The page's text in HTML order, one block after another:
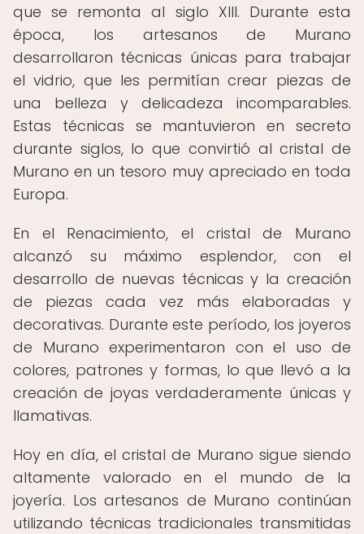
que se remonta al siglo XIII. Durante esta
época, los artesanos de Murano
desarrollaron técnicas únicas para trabajar
el vidrio, que les permitían crear piezas de
una belleza y delicadeza incomparables.
Estas técnicas se mantuvieron en secreto
durante siglos, lo que convirtió al cristal de
Murano en un tesoro muy apreciado en toda
Europa.
En el Renacimiento, el cristal de Murano
alcanzó su máximo esplendor, con el
desarrollo de nuevas técnicas y la creación
de piezas cada vez más elaboradas y
decorativas. Durante este período, los joyeros
de Murano experimentaron con el uso de
colores, patrones y formas, lo que llevó a la
creación de joyas verdaderamente únicas y
llamativas.
Hoy en día, el cristal de Murano sigue siendo
altamente valorado en el mundo de la
joyería. Los artesanos de Murano continúan
utilizando técnicas tradicionales transmitidas